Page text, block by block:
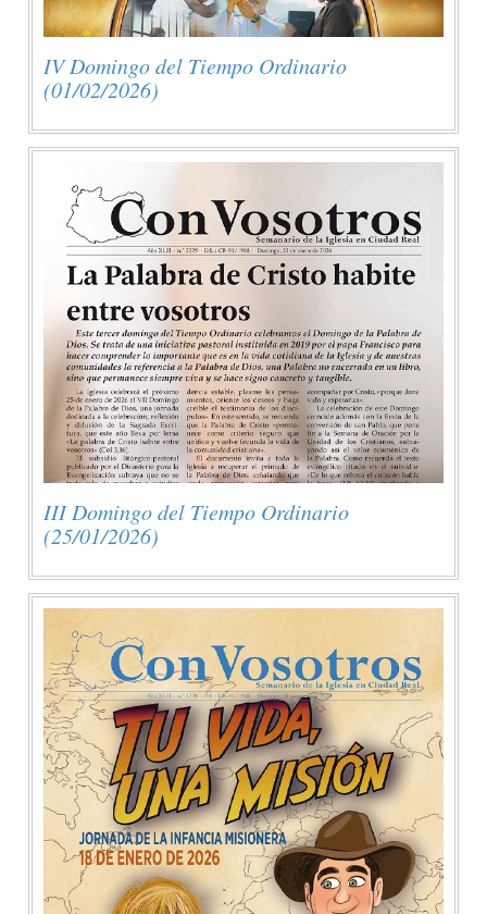
IV Domingo del Tiempo Ordinario
(01/02/2026)
III Domingo del Tiempo Ordinario
(25/01/2026)